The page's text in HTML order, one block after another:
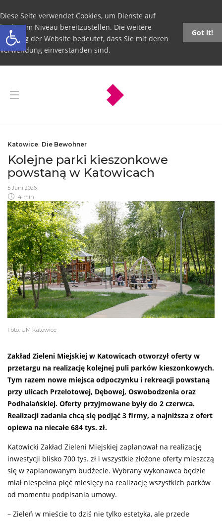
Open toolbar
Diese Seite verwendet Cookies, um Dienste auf
höchstem Niveau bereitzustellen. Die weitere
Nutzung der Website bedeutet, dass Sie mit deren
Verwendung einverstanden sind.
Got it!
Katowice, Die Bewohner
Kolejne parki kieszonkowe
powstaną w Katowicach
5 Juni 2026
4 min
Foto: UM Katowice
Zakład Zieleni Miejskiej w Katowicach otworzył oferty w
przetargu na realizację kolejnej puli parków kieszonkowych.
Tym razem nowe miejsca odpoczynku i rekreacji powstaną
przy ulicach Przelotowej, Dębowej, Oswobodzenia oraz
Podhalańskiej. Oferty przyjmowane były do 2 czerwca.
Realizacji zadania chcą się podjąć 3 firmy, a najniższa z ofert
opiewa na niecałe 684 tys. zł.
Katowicki Zakład Zieleni Miejskiej zaplanował na realizację
inwestycji blisko 700 tys. zł i wszystkie złożone oferty mieszczą
się w zaplanowanym budżecie. Wybrany wykonawca będzie
miał niespełna pięć miesięcy na realizację wszystkich parków
od momentu podpisania umowy.
– Zieleń w mieście to dziś nie tylko estetyka, ale przede